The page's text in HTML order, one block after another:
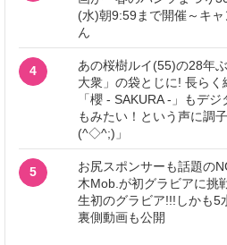
(水)朝9:59まで開催～キ
ん
4
あの桜樹ルイ(55)の28年
大衆」の袋とじに! 長ら
「櫻 - SAKURA -」もデ
もみたい！という声に調
(^◇^;)」
5
お尻スポンサーも話題の
木Mob.が初グラビアに挑
生初のグラビア!!!しかも5
裏側動画も公開